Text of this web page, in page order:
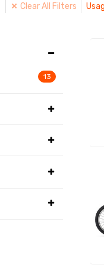
Clear All Filters
13